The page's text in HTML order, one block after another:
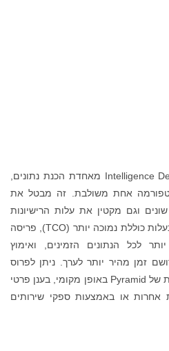
רק פלטפורמת Intelligence Decision Pyramid מאחדת הכנת נתונים,
אחת משולבת. זה מבטל את
וגם מקטין את עלות הרישיונות
הנלוות ומורכבות הניהול. עלות בעלות כוללת נמוכה יותר (TCO), פריסה
לכל הנתונים הזמינים, ואימוץ
זמן מהיר יותר לערך. ניתן לפרוס
את פלטפורמת מודיעין ההחלטות של Pyramid באופן מקומי, בענן פרטי
אחרות או באמצעות ספקי שירותים